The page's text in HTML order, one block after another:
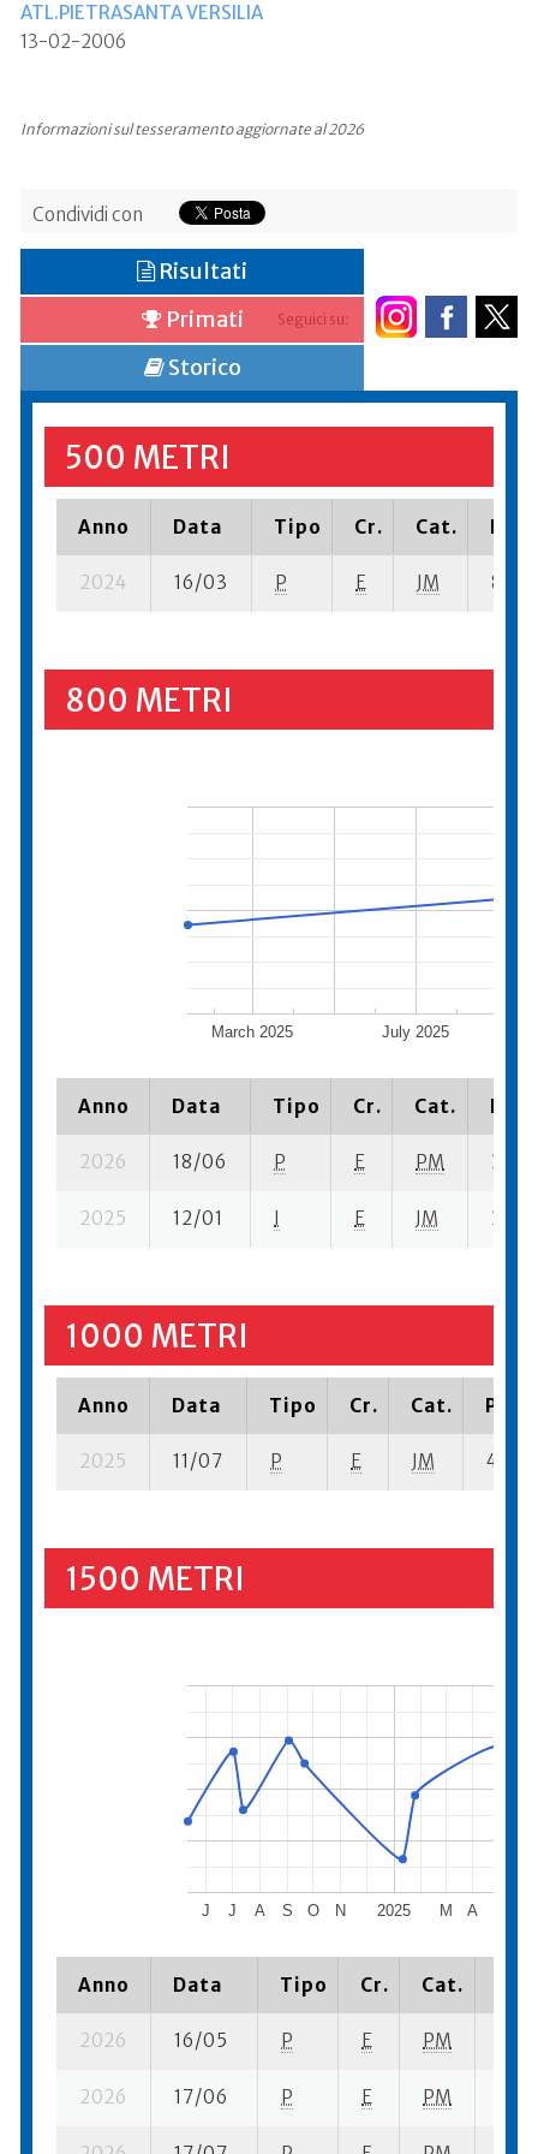
ATL.PIETRASANTA VERSILIA
13-02-2006
Informazioni sul tesseramento aggiornate al 2026
Condividi con
Seguici su:
Risultati
Primati
Storico
500 METRI
Anno Data Tipo Cr. Cat.
2024 16/03 P E JM 8 se-
800 METRI
March 2025 July 2025
Anno Data Tipo Cr. Cat.
2026 18/06 P E PM 3 se-
2025 12/01 I E JM 3 se-
1000 METRI
Anno Data Tipo Cr. Cat.
2025 11/07 P E JM 4 su-
1500 METRI
2025
J J A S O N M A
Anno Data Tipo Cr. Cat.
2026 16/05 P E PM
2026 17/06 P E PM